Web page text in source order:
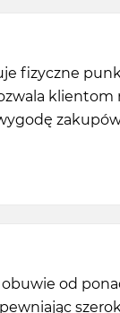
fizyczne
od